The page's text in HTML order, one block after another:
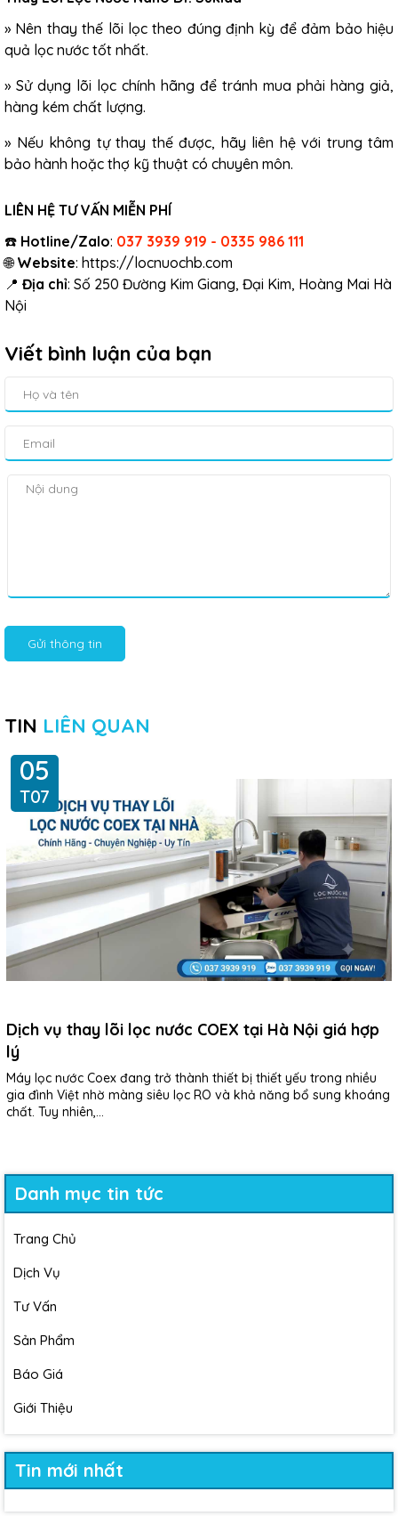
» Nên thay thế lõi lọctheo đúng định kỳ để đảm bảo hiệu
quả lọc nước tốt nhất.
» Sử dụng lõi lọc chính hãng để tránh mua phải hàng giả,
hàng kém chất lượng.
» Nếu không tự thay thế được, hãy liên hệ với trung tâm
bảo hành hoặc thợ kỹ thuật có chuyên môn.
LIÊN HỆ TƯ VẤN MIỄN PHÍ
☎️ Hotline/Zalo: 037 3939 919 - 0335 986 111
🌐Website: https://locnuochb.com
📍 Địa chỉ: Số 250 Đường Kim Giang, Đại Kim, Hoàng Mai Hà
Nội
Viết bình luận của bạn
Gửi thông tin
TIN LIÊN QUAN
05
T07
Dịch vụ thay lõi lọc nước COEX tại Hà Nội giá hợp
lý
Máy lọc nước Coex đang trở thành thiết bị thiết yếu trong nhiều
gia đình Việt nhờ màng siêu lọc RO và khả năng bổ sung khoáng
chất. Tuy nhiên,...
Danh mục tin tức
Trang Chủ
Dịch Vụ
Tư Vấn
Sản Phẩm
Báo Giá
Giới Thiệu
Tin mới nhất